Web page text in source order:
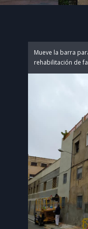
Mueve la barra
rehabilitación de